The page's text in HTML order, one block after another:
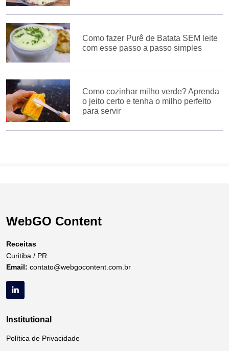
Como fazer Purê de Batata SEM leite
com esse passo a passo simples
Como cozinhar milho verde? Aprenda
o jeito certo e tenha o milho perfeito
para servir
WebGO Content
Receitas
Curitiba / PR
Email: contato@webgocontent.com.br
Institutional
Política de Privacidade